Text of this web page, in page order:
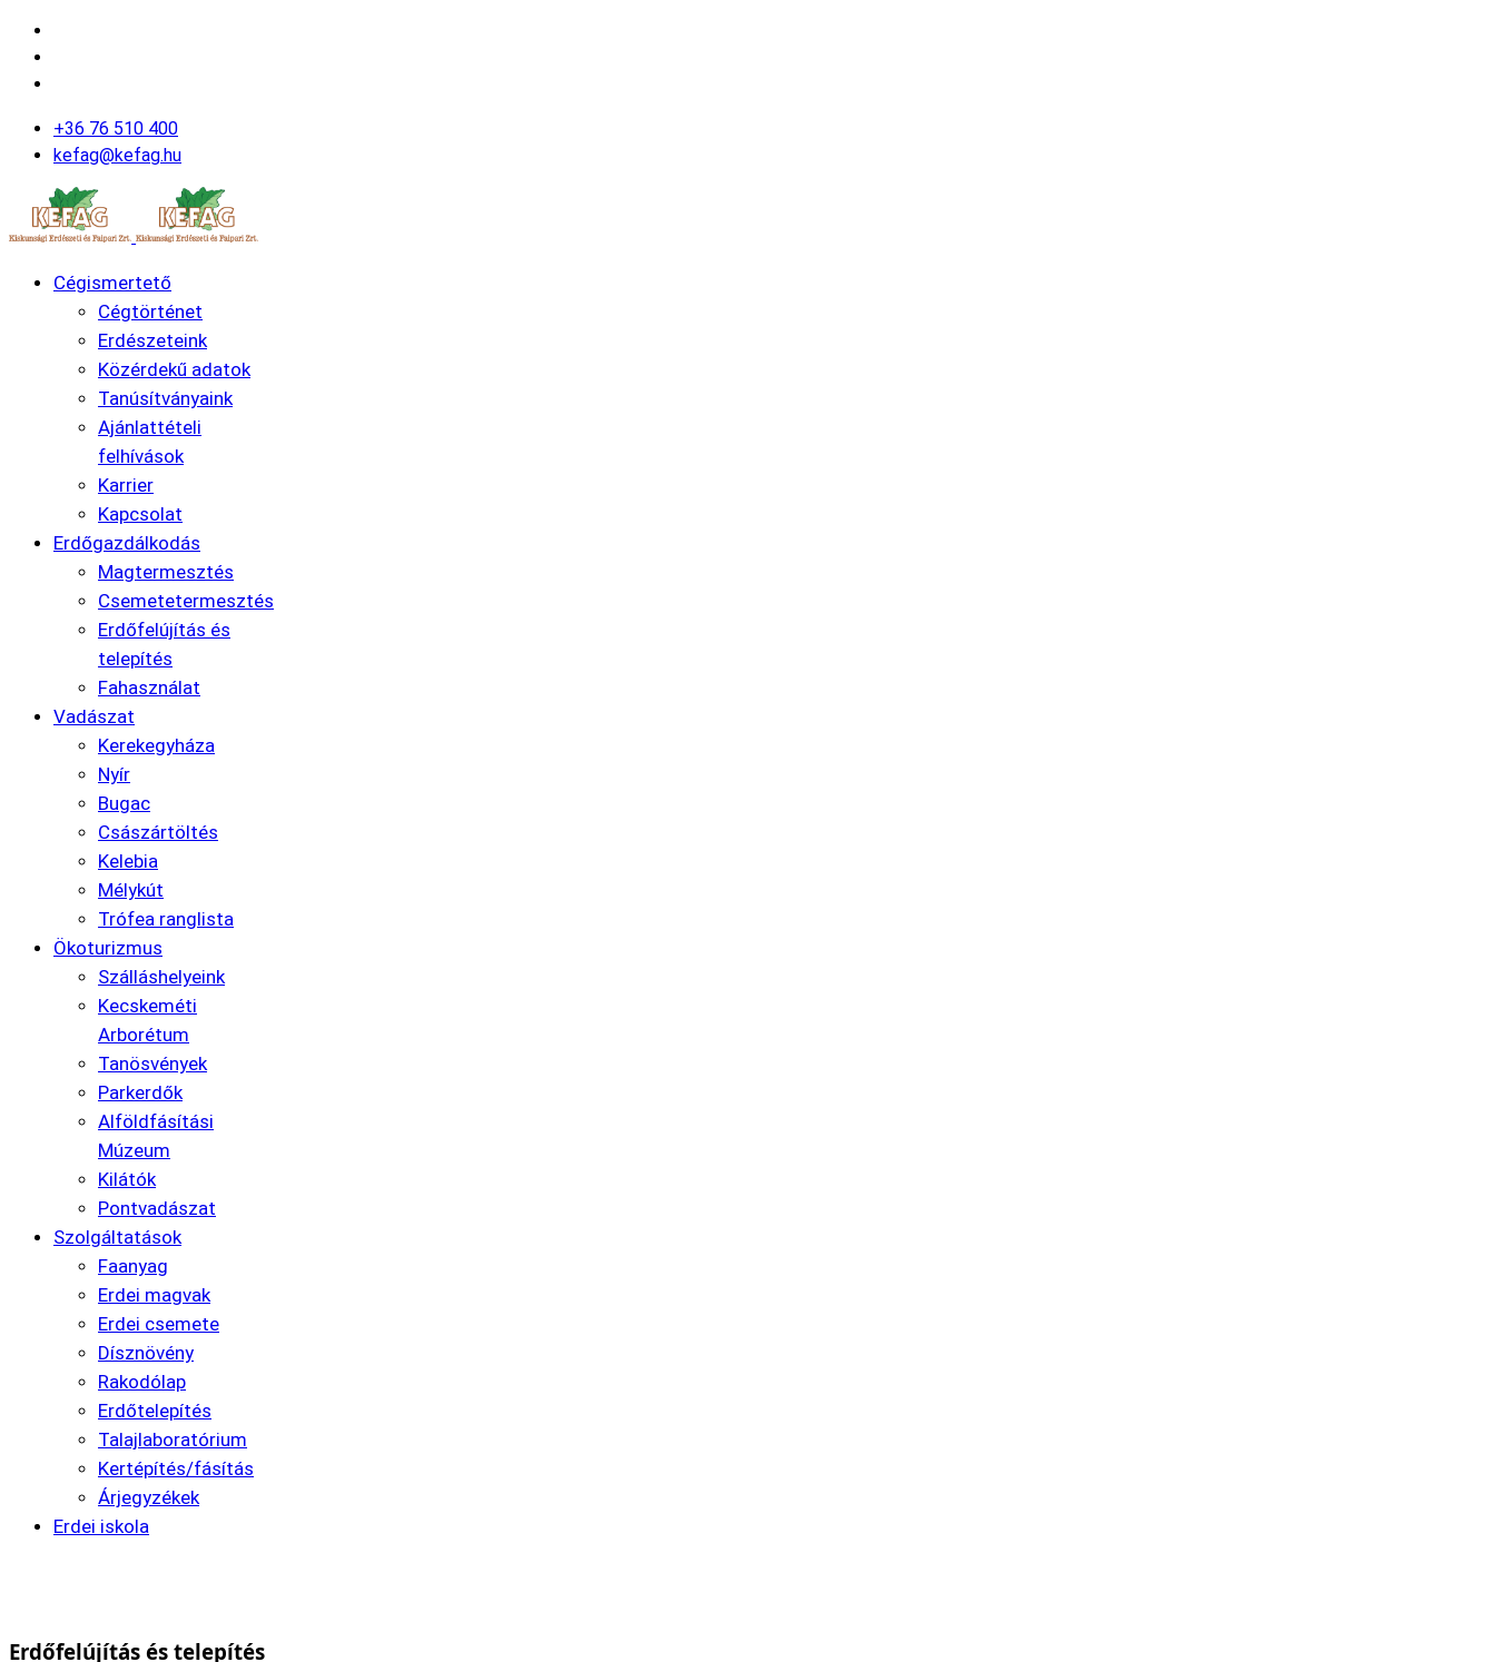
+36 76 510 400
kefag@kefag.hu
Cégismertető
Cégtörténet
Erdészeteink
Közérdekű adatok
Tanúsítványaink
Ajánlattételi
felhívások
Karrier
Kapcsolat
Erdőgazdálkodás
Magtermesztés
Csemetetermesztés
Erdőfelújítás és
telepítés
Fahasználat
Vadászat
Kerekegyháza
Nyír
Bugac
Császártöltés
Kelebia
Mélykút
Trófea ranglista
Ökoturizmus
Szálláshelyeink
Kecskeméti
Arborétum
Tanösvények
Parkerdők
Alföldfásítási
Múzeum
Kilátók
Pontvadászat
Szolgáltatások
Faanyag
Erdei magvak
Erdei csemete
Dísznövény
Rakodólap
Erdőtelepítés
Talajlaboratórium
Kertépítés/fásítás
Árjegyzékek
Erdei iskola
Erdőfelújítás és telepítés